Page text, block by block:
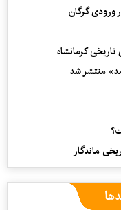
ورودی گرگان
کرمانشاه
منتشر شد
ماندگار